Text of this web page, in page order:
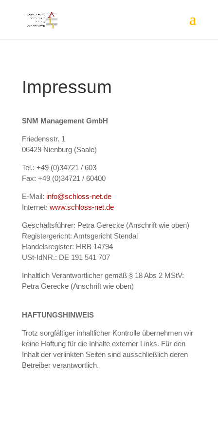
Impressum
SNM Management GmbH
Friedensstr. 1
06429 Nienburg (Saale)
Tel.: +49 (0)34721 / 603
Fax: +49 (0)34721 / 60400
E-Mail: info@schloss-net.de
Internet: www.schloss-net.de
Geschäftsführer: Petra Gerecke (Anschrift wie oben)
Registergericht: Amtsgericht Stendal
Handelsregister: HRB 14794
USt-IdNR.: DE 191 541 707
Inhaltlich Verantwortlicher gemäß § 18 Abs 2 MStV:
Petra Gerecke (Anschrift wie oben)
HAFTUNGSHINWEIS
Trotz sorgfältiger inhaltlicher Kontrolle übernehmen wir
keine Haftung für die Inhalte externer Links. Für den
Inhalt der verlinkten Seiten sind ausschließlich deren
Betreiber verantwortlich.